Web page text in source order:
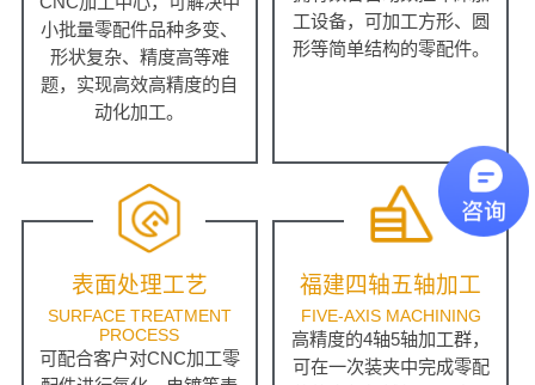
小批量零配件品种多变、
形状复杂、精度高等难
题，实现高效高精度的自
动化加工。
工设备，可加工方形、圆
形等简单结构的零配件。
表面处理工艺
SURFACE TREATMENT
PROCESS
可配合客户对CNC加工零
福建四轴五轴加工
FIVE-AXIS MACHINING
高精度的4轴5轴加工群，
可在一次装夹中完成零配